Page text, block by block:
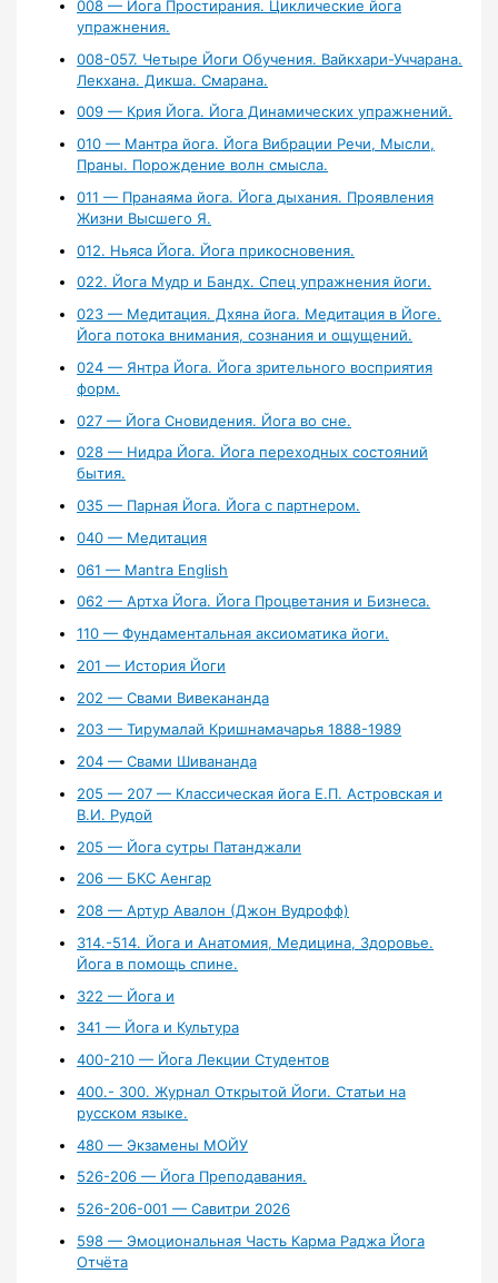
008 — Йога Простирания. Циклические йога
упражнения.
008-057. Четыре Йоги Обучения. Вайкхари-Уччарана.
Лекхана. Дикша. Смарана.
009 — Крия Йога. Йога Динамических упражнений.
010 — Мантра йога. Йога Вибрации Речи, Мысли,
Праны. Порождение волн смысла.
011 — Пранаяма йога. Йога дыхания. Проявления
Жизни Высшего Я.
012. Ньяса Йога. Йога прикосновения.
022. Йога Мудр и Бандх. Спец упражнения йоги.
023 — Медитация. Дхяна йога. Медитация в Йоге.
Йога потока внимания, сознания и ощущений.
024 — Янтра Йога. Йога зрительного восприятия
форм.
027 — Йога Сновидения. Йога во сне.
028 — Нидра Йога. Йога переходных состояний
бытия.
035 — Парная Йога. Йога с партнером.
040 — Медитация
061 — Mantra English
062 — Артха Йога. Йога Процветания и Бизнеса.
110 — Фундаментальная аксиоматика йоги.
201 — История Йоги
202 — Свами Вивекананда
203 — Тирумалай Кришнамачарья 1888-1989
204 — Свами Шивананда
205 — 207 — Классическая йога Е.П. Астровская и
В.И. Рудой
205 — Йога сутры Патанджали
206 — БКС Аенгар
208 — Артур Авалон (Джон Вудрофф)
314.-514. Йога и Анатомия, Медицина, Здоровье.
Йога в помощь спине.
322 — Йога и
341 — Йога и Культура
400-210 — Йога Лекции Студентов
400.- 300. Журнал Открытой Йоги. Статьи на
русском языке.
480 — Экзамены МОЙУ
526-206 — Йога Преподавания.
526-206-001 — Савитри 2026
598 — Эмоциональная Часть Карма Раджа Йога
Отчёта